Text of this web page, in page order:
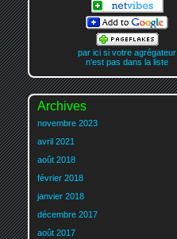
par ici si votre agrégateur
n'est pas dans la liste
Archives
novembre 2023
avril 2021
août 2018
février 2018
janvier 2018
décembre 2017
août 2017